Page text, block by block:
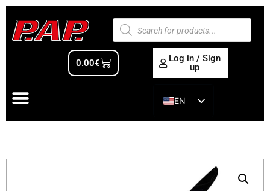
0.00€
Log in / Sign
up
EN
ES